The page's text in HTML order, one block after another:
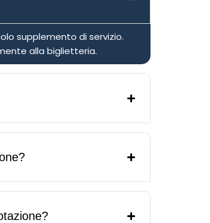
supplemento di servizio.
alla biglietteria.